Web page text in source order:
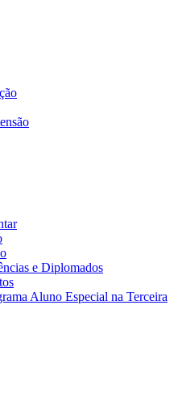
e Diplomados
Aluno Especial na Terceira